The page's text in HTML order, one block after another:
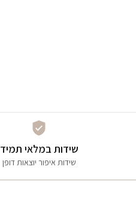
שידות במלאי תמיד
שידות איפור יוצאות דופן